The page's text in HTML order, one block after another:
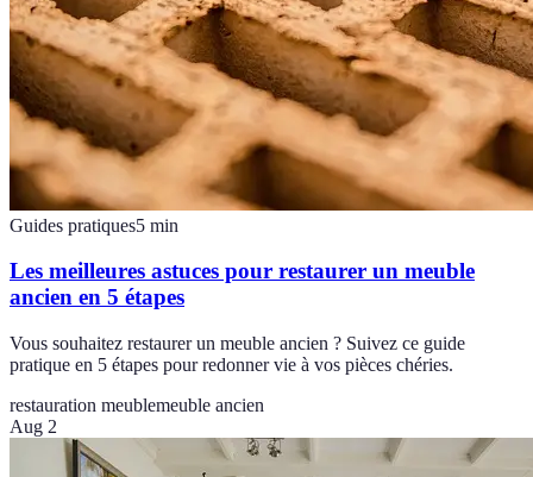
Guides pratiques5 min
Les meilleures astuces pour restaurer un meuble
ancien en 5 étapes
Vous souhaitez restaurer un meuble ancien ? Suivez ce guide
pratique en 5 étapes pour redonner vie à vos pièces chéries.
restauration meublemeuble ancien
Aug 2